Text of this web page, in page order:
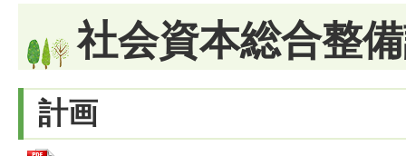
社会資本総合整
計画